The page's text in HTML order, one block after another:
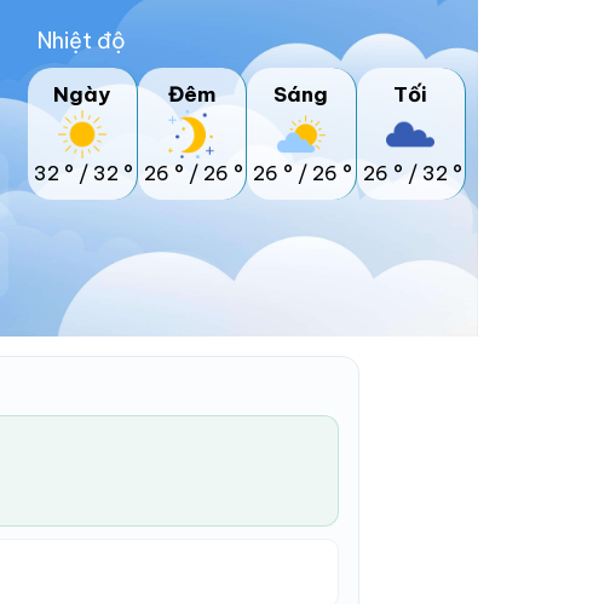
Nhiệt độ
Ngày
32 ° / 32 °
Đêm
26 ° / 26 °
Sáng
26 ° / 26 °
Tối
26 ° / 32 °